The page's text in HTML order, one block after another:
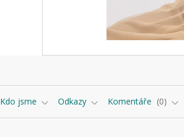
Kdo jsme Odkazy Komentáře 0